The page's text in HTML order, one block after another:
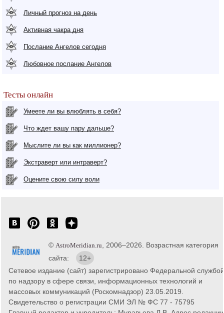
Личный прогноз на день
Активная чакра дня
Послание Ангелов сегодня
Любовное послание Ангелов
Тесты онлайн
Умеете ли вы влюблять в себя?
Что ждет вашу пару дальше?
Мыслите ли вы как миллионер?
Экстраверт или интраверт?
Оцените свою силу воли
© AstroMeridian.ru , 2006–2026. Возрастная категория
сайта:
12+
Сетевое издание (сайт) зарегистрировано Федеральной службой
по надзору в сфере связи, информационных технологий и
массовых коммуникаций (Роскомнадзор) 23.05.2019.
Свидетельство о регистрации СМИ ЭЛ № ФС 77 - 75795